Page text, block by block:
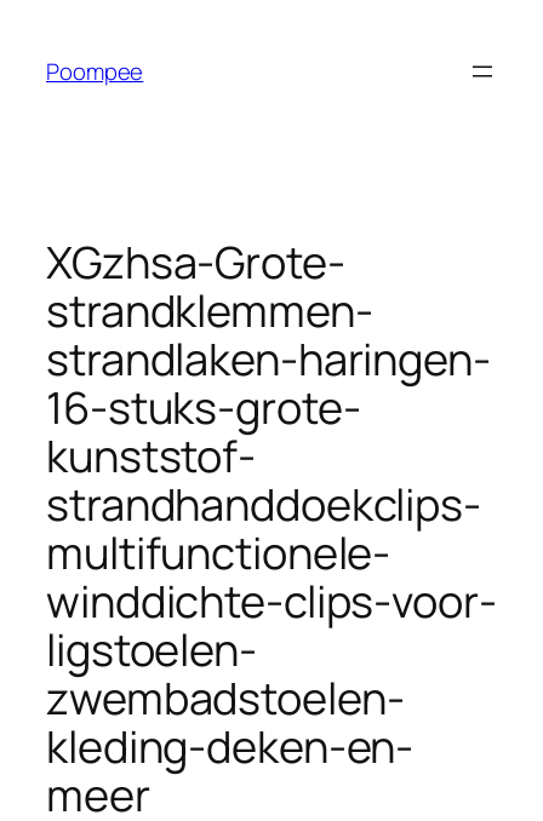
Poompee
XGzhsa-Grote-
strandklemmen-
strandlaken-haringen-
16-stuks-grote-
kunststof-
strandhanddoekclips-
multifunctionele-
winddichte-clips-voor-
ligstoelen-
zwembadstoelen-
kleding-deken-en-
meer